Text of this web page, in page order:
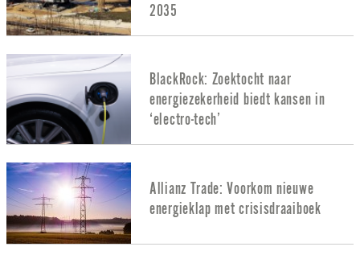
2035
BlackRock: Zoektocht naar
energiezekerheid biedt kansen in
‘electro-tech’
Allianz Trade: Voorkom nieuwe
energieklap met crisisdraaiboek